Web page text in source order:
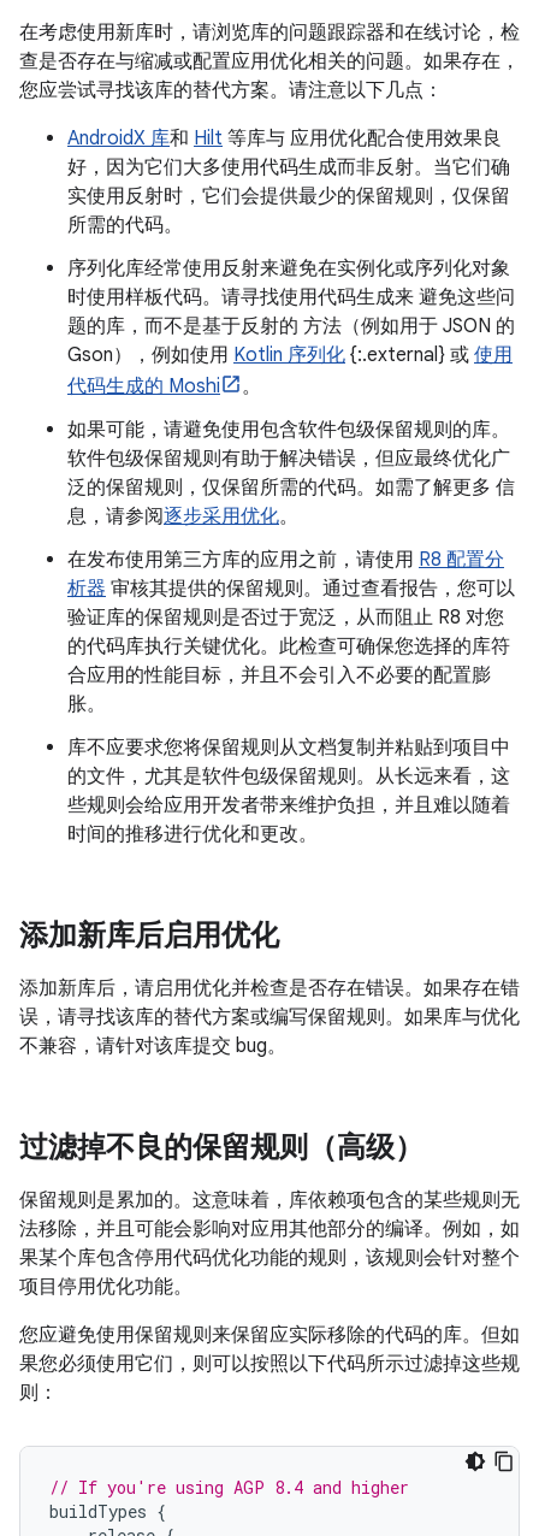
在考虑使用新库时，请浏览库的问题跟踪器和在线讨论，检
查是否存在与缩减或配置应用优化相关的问题。如果存在，
您应尝试寻找该库的替代方案。请注意以下几点：
AndroidX 库和 Hilt 等库与 应用优化配合使用效果良
好，因为它们大多使用代码生成而非反射。当它们确
实使用反射时，它们会提供最少的保留规则，仅保留
所需的代码。
序列化库经常使用反射来避免在实例化或序列化对象
时使用样板代码。请寻找使用代码生成来 避免这些问
题的库，而不是基于反射的 方法（例如用于 JSON 的
Gson），例如使用 Kotlin 序列化 {:.external} 或 使用
代码生成的 Moshi
。
如果可能，请避免使用包含软件包级保留规则的库。
软件包级保留规则有助于解决错误，但应最终优化广
泛的保留规则，仅保留所需的代码。如需了解更多 信
息，请参阅逐步采用优化。
在发布使用第三方库的应用之前，请使用 R8 配置分
析器 审核其提供的保留规则。通过查看报告，您可以
验证库的保留规则是否过于宽泛，从而阻止 R8 对您
的代码库执行关键优化。此检查可确保您选择的库符
合应用的性能目标，并且不会引入不必要的配置膨
胀。
库不应要求您将保留规则从文档复制并粘贴到项目中
的文件，尤其是软件包级保留规则。从长远来看，这
些规则会给应用开发者带来维护负担，并且难以随着
时间的推移进行优化和更改。
添加新库后启用优化
添加新库后，请启用优化并检查是否存在错误。如果存在错
误，请寻找该库的替代方案或编写保留规则。如果库与优化
不兼容，请针对该库提交 bug。
过滤掉不良的保留规则（高级）
保留规则是累加的。这意味着，库依赖项包含的某些规则无
法移除，并且可能会影响对应用其他部分的编译。例如，如
果某个库包含停用代码优化功能的规则，该规则会针对整个
项目停用优化功能。
您应避免使用保留规则来保留应实际移除的代码的库。但如
果您必须使用它们，则可以按照以下代码所示过滤掉这些规
则：
// If you're using AGP 8.4 and higher
buildTypes {